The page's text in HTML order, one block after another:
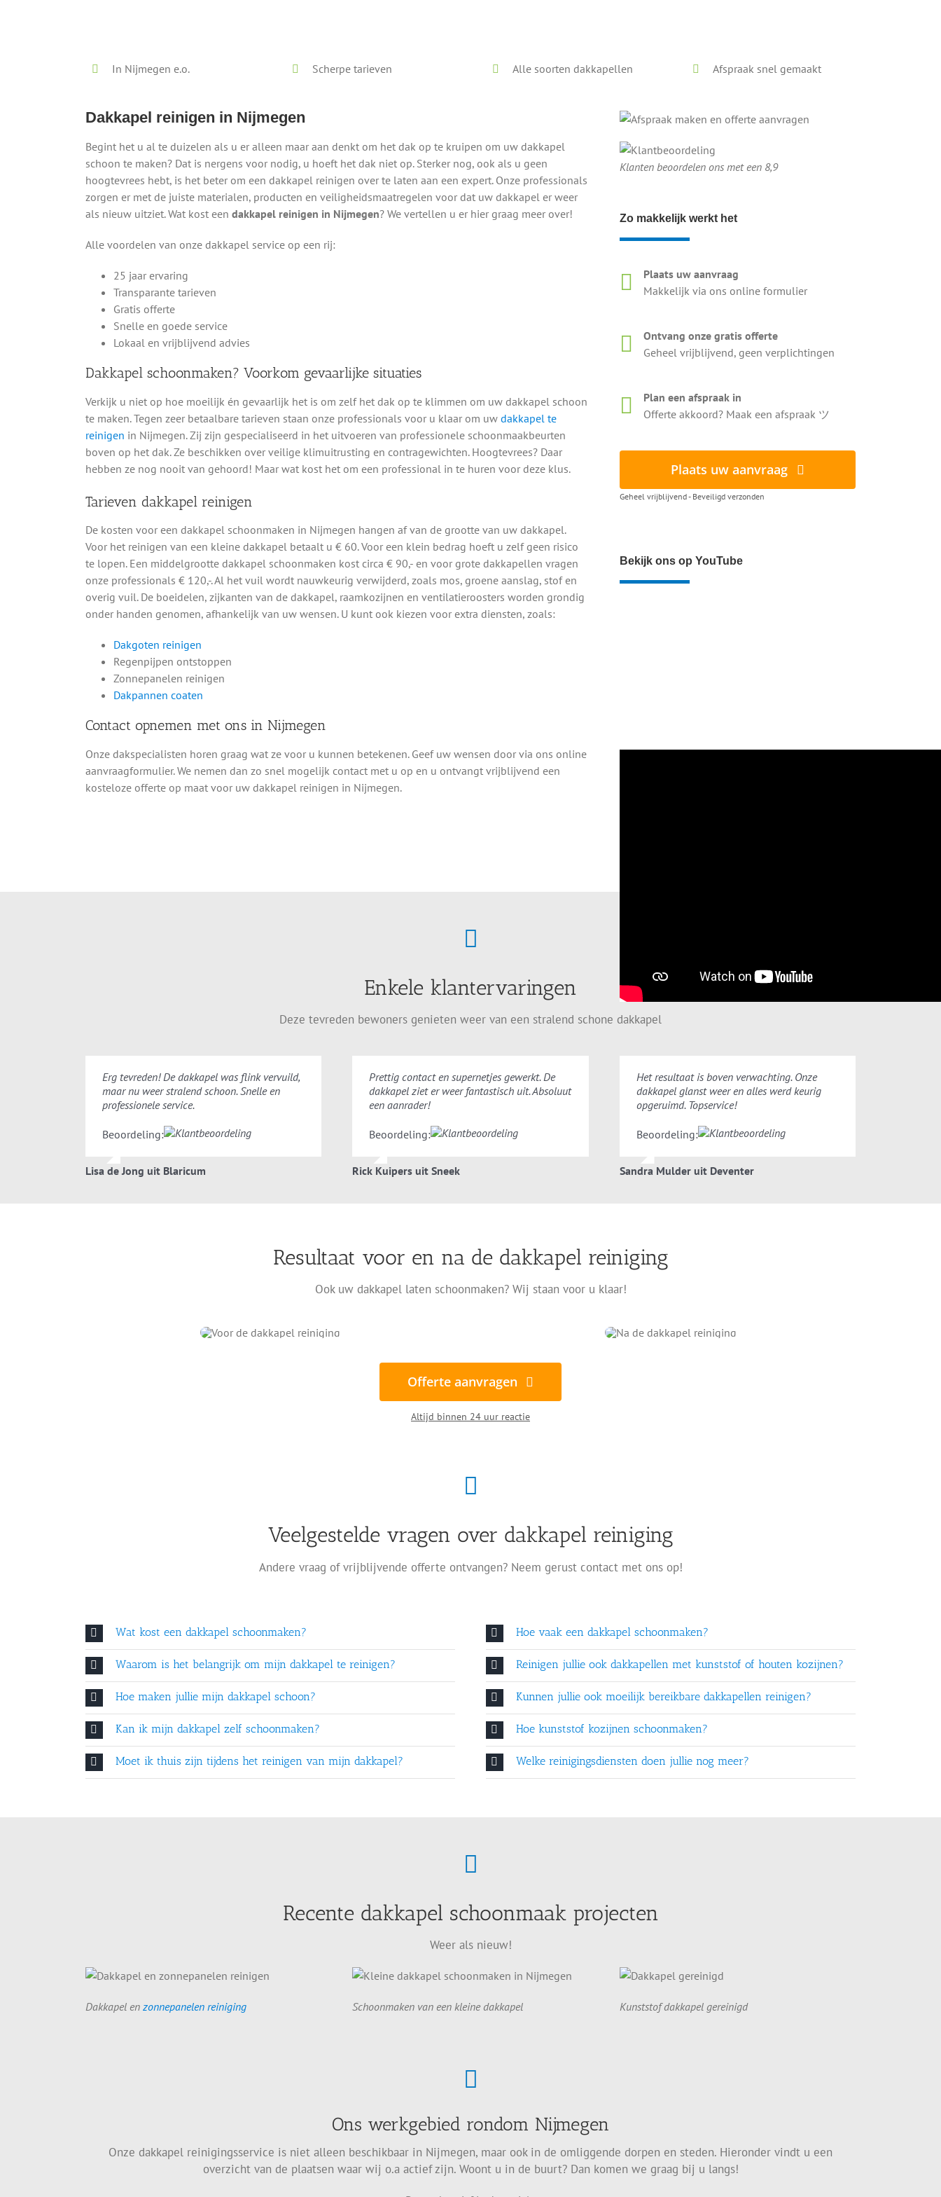
In Nijmegen e.o. Scherpe tarieven Alle soorten dakkapellen Afspraak snel gemaakt
Dakkapel reinigen in Nijmegen
Begint het u al te duizelen als u er alleen maar aan denkt om het dak op te kruipen om uw dakkapel
schoon te maken? Dat is nergens voor nodig, u hoeft het dak niet op. Sterker nog, ook als u geen
hoogtevrees hebt, is het beter om een dakkapel reinigen over te laten aan een expert. Onze professionals
zorgen er met de juiste materialen, producten en veiligheidsmaatregelen voor dat uw dakkapel er weer
als nieuw uitziet. Wat kost een dakkapel reinigen in Nijmegen? We vertellen u er hier graag meer over!
Alle voordelen van onze dakkapel service op een rij:
25 jaar ervaring
Transparante tarieven
Gratis offerte
Snelle en goede service
Lokaal en vrijblijvend advies
Dakkapel schoonmaken? Voorkom gevaarlijke situaties
Verkijk u niet op hoe moeilijk én gevaarlijk het is om zelf het dak op te klimmen om uw dakkapel schoon
te maken. Tegen zeer betaalbare tarieven staan onze professionals voor u klaar om uw dakkapel te
reinigen in Nijmegen. Zij zijn gespecialiseerd in het uitvoeren van professionele schoonmaakbeurten
boven op het dak. Ze beschikken over veilige klimuitrusting en contragewichten. Hoogtevrees? Daar
hebben ze nog nooit van gehoord! Maar wat kost het om een professional in te huren voor deze klus.
Tarieven dakkapel reinigen
De kosten voor een dakkapel schoonmaken in Nijmegen hangen af van de grootte van uw dakkapel.
Voor het reinigen van een kleine dakkapel betaalt u € 60. Voor een klein bedrag hoeft u zelf geen risico
te lopen. Een middelgrootte dakkapel schoonmaken kost circa € 90,- en voor grote dakkapellen vragen
onze professionals € 120,-. Al het vuil wordt nauwkeurig verwijderd, zoals mos, groene aanslag, stof en
overig vuil. De boeidelen, zijkanten van de dakkapel, raamkozijnen en ventilatieroosters worden grondig
onder handen genomen, afhankelijk van uw wensen. U kunt ook kiezen voor extra diensten, zoals:
Dakgoten reinigen
Regenpijpen ontstoppen
Zonnepanelen reinigen
Dakpannen coaten
Contact opnemen met ons in Nijmegen
Onze dakspecialisten horen graag wat ze voor u kunnen betekenen. Geef uw wensen door via ons online
aanvraagformulier. We nemen dan zo snel mogelijk contact met u op en u ontvangt vrijblijvend een
kosteloze offerte op maat voor uw dakkapel reinigen in Nijmegen.
Klanten beoordelen ons met een 8,9
Zo makkelijk werkt het
Plaats uw aanvraag
Makkelijk via ons online formulier
Ontvang onze gratis offerte
Geheel vrijblijvend, geen verplichtingen
Plan een afspraak in
Offerte akkoord? Maak een afspraak ツ
Plaats uw aanvraag
Geheel vrijblijvend - Beveiligd verzonden
Bekijk ons op YouTube
Enkele klantervaringen
Deze tevreden bewoners genieten weer van een stralend schone dakkapel
Erg tevreden! De dakkapel was flink vervuild,
maar nu weer stralend schoon. Snelle en
professionele service.
Beoordeling:
Lisa de Jong uit Blaricum
Prettig contact en supernetjes gewerkt. De
dakkapel ziet er weer fantastisch uit. Absoluut
een aanrader!
Beoordeling:
Rick Kuipers uit Sneek
Het resultaat is boven verwachting. Onze
dakkapel glanst weer en alles werd keurig
opgeruimd. Topservice!
Beoordeling:
Sandra Mulder uit Deventer
Resultaat voor en na de dakkapel reiniging
Ook uw dakkapel laten schoonmaken? Wij staan voor u klaar!
Offerte aanvragen
Altijd binnen 24 uur reactie
Veelgestelde vragen over dakkapel reiniging
Andere vraag of vrijblijvende offerte ontvangen? Neem gerust contact met ons op!
Wat kost een dakkapel schoonmaken?
Waarom is het belangrijk om mijn dakkapel te reinigen?
Hoe maken jullie mijn dakkapel schoon?
Kan ik mijn dakkapel zelf schoonmaken?
Moet ik thuis zijn tijdens het reinigen van mijn dakkapel?
Hoe vaak een dakkapel schoonmaken?
Reinigen jullie ook dakkapellen met kunststof of houten kozijnen?
Kunnen jullie ook moeilijk bereikbare dakkapellen reinigen?
Hoe kunststof kozijnen schoonmaken?
Welke reinigingsdiensten doen jullie nog meer?
Recente dakkapel schoonmaak projecten
Weer als nieuw!
Dakkapel en zonnepanelen reiniging Schoonmaken van een kleine dakkapel Kunststof dakkapel gereinigd
Ons werkgebied rondom Nijmegen
Onze dakkapel reinigingsservice is niet alleen beschikbaar in Nijmegen, maar ook in de omliggende dorpen en steden. Hieronder vindt u een
overzicht van de plaatsen waar wij o.a actief zijn. Woont u in de buurt? Dan komen we graag bij u langs!